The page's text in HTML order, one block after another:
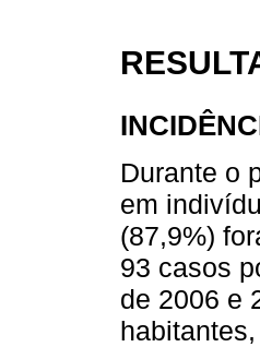
Durante o
em
(87,9%)
93 casos
de 2006 e